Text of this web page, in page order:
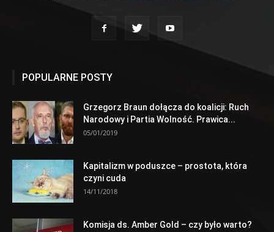
POPULARNE POSTY
Grzegorz Braun dołącza do koalicji: Ruch
Narodowy i Partia Wolność. Prawica...
05/01/2019
Kapitalizm w poduszce – prostota, która
czyni cuda
14/11/2018
Komisja ds. Amber Gold – czy było warto?